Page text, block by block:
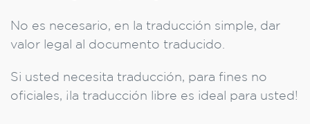
No es necesario, en la traducción simple, dar
valor legal al documento traducido.
Si usted necesita traducción, para fines no
oficiales, ¡la traducción libre es ideal para usted!